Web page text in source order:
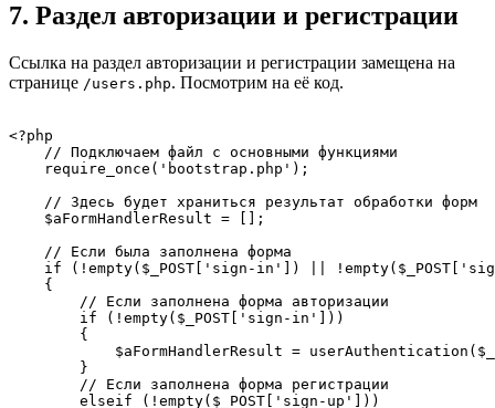
7. Раздел авторизации и регистрации
Ссылка на раздел авторизации и регистрации замещена на
странице /users.php. Посмотрим на её код.